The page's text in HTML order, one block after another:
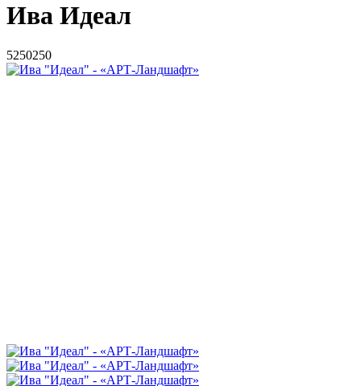
Ива Идеал
5250250